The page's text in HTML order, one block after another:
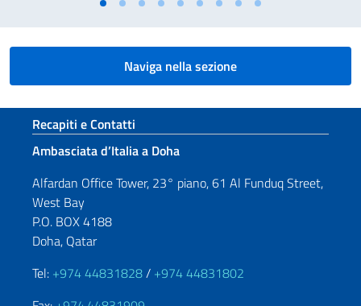
Naviga nella sezione
Sezione footer
Recapiti e Contatti
Ambasciata d’Italia a Doha
Alfardan Office Tower, 23° piano, 61 Al Funduq Street,
West Bay
P.O. BOX 4188
Doha, Qatar
Tel: +974 44831828/ +974 44831802